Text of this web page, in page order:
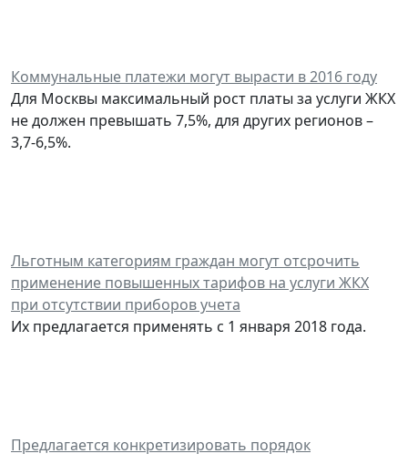
Коммунальные платежи могут вырасти в 2016 году
Для Москвы максимальный рост платы за услуги ЖКХ
не должен превышать 7,5%, для других регионов –
3,7-6,5%.
Льготным категориям граждан могут отсрочить
применение повышенных тарифов на услуги ЖКХ
при отсутствии приборов учета
Их предлагается применять с 1 января 2018 года.
Предлагается конкретизировать порядок